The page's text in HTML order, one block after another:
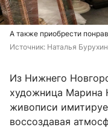
А также приобрести
Источник: Наталья
Из Нижнего
художница Марина
живописи
воссоздавая